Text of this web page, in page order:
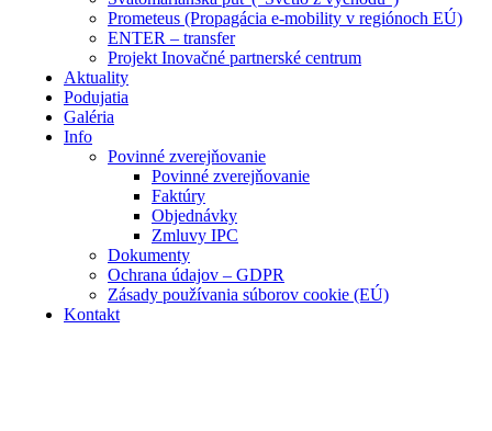
Prometeus (Propagácia e-mobility v regiónoch EÚ)
ENTER – transfer
Projekt Inovačné partnerské centrum
Aktuality
Podujatia
Galéria
Info
Povinné zverejňovanie
Povinné zverejňovanie
Faktúry
Objednávky
Zmluvy IPC
Dokumenty
Ochrana údajov – GDPR
Zásady používania súborov cookie (EÚ)
Kontakt